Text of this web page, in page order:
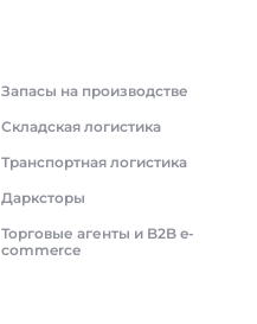
Запасы на производстве
Складская логистика
Транспортная логистика
Дарксторы
Торговые агенты и B2B e-
commerce